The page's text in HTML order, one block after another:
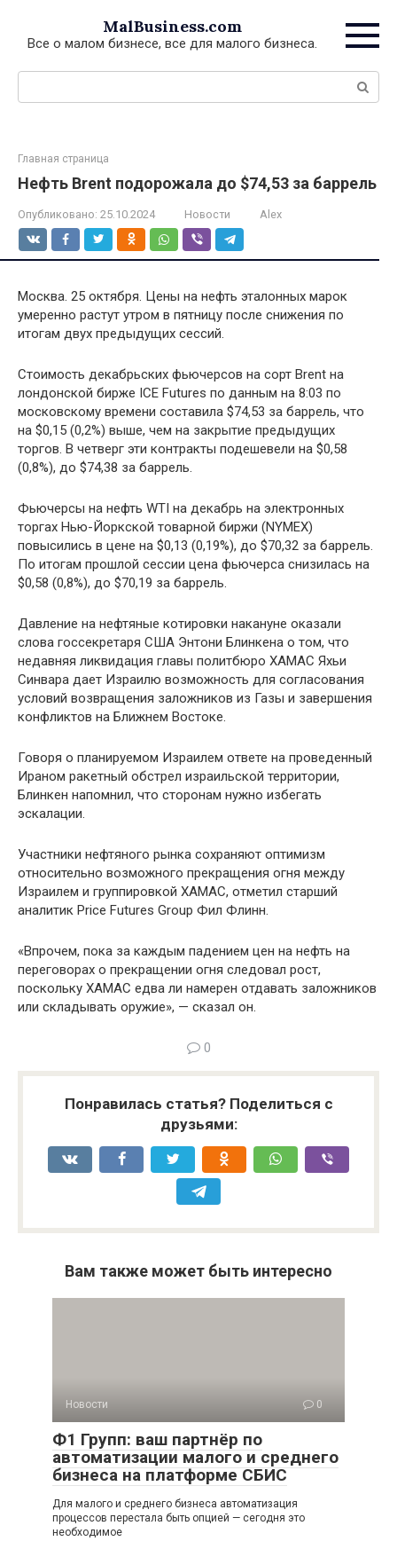
контенту
MalBusiness.com
Все о малом бизнесе, все для малого бизнеса.
Поиск:
Главная страница
Нефть Brent подорожала до $74,53 за баррель
Опубликовано: 25.10.2024 Новости Alex
Москва. 25 октября. Цены на нефть эталонных марок
умеренно растут утром в пятницу после снижения по
итогам двух предыдущих сессий.
Стоимость декабрьских фьючерсов на сорт Brent на
лондонской бирже ICE Futures по данным на 8:03 по
московскому времени составила $74,53 за баррель, что
на $0,15 (0,2%) выше, чем на закрытие предыдущих
торгов. В четверг эти контракты подешевели на $0,58
(0,8%), до $74,38 за баррель.
Фьючерсы на нефть WTI на декабрь на электронных
торгах Нью-Йоркской товарной биржи (NYMEX)
повысились в цене на $0,13 (0,19%), до $70,32 за баррель.
По итогам прошлой сессии цена фьючерса снизилась на
$0,58 (0,8%), до $70,19 за баррель.
Давление на нефтяные котировки накануне оказали
слова госсекретаря США Энтони Блинкена о том, что
недавняя ликвидация главы политбюро ХАМАС Яхьи
Синвара дает Израилю возможность для согласования
условий возвращения заложников из Газы и завершения
конфликтов на Ближнем Востоке.
Говоря о планируемом Израилем ответе на проведенный
Ираном ракетный обстрел израильской территории,
Блинкен напомнил, что сторонам нужно избегать
эскалации.
Участники нефтяного рынка сохраняют оптимизм
относительно возможного прекращения огня между
Израилем и группировкой ХАМАС, отметил старший
аналитик Price Futures Group Фил Флинн.
«Впрочем, пока за каждым падением цен на нефть на
переговорах о прекращении огня следовал рост,
поскольку ХАМАС едва ли намерен отдавать заложников
или складывать оружие», — сказал он.
0
Понравилась статья? Поделиться с
друзьями:
Вам также может быть интересно
Новости 0
Ф1 Групп: ваш партнёр по
автоматизации малого и среднего
бизнеса на платформе СБИС
Для малого и среднего бизнеса автоматизация
процессов перестала быть опцией — сегодня это
необходимое